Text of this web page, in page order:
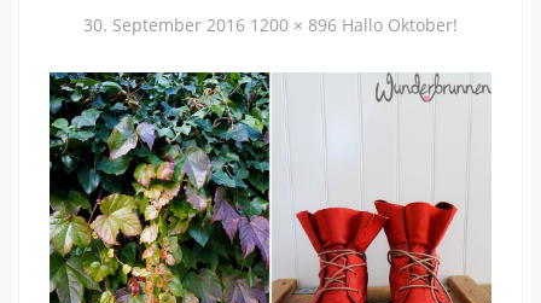
30. September 2016 1200 × 896 Hallo Oktober!